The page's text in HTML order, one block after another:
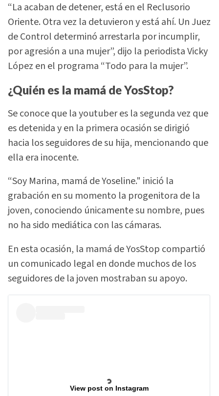
“La acaban de detener, está en el Reclusorio
Oriente. Otra vez la detuvieron y está ahí. Un Juez
de Control determinó arrestarla por incumplir,
por agresión a una mujer”, dijo la periodista Vicky
López en el programa “Todo para la mujer”.
¿Quién es la mamá de YosStop?
Se conoce que la youtuber es la segunda vez que
es detenida y en la primera ocasión se dirigió
hacia los seguidores de su hija, mencionando que
ella era inocente.
“Soy Marina, mamá de Yoseline." inició la
grabación en su momento la progenitora de la
joven, conociendo únicamente su nombre, pues
no ha sido mediática con las cámaras.
En esta ocasión, la mamá de YosStop compartió
un comunicado legal en donde muchos de los
seguidores de la joven mostraban su apoyo.
View post on Instagram